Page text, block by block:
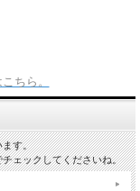
ちら。
ます。
ェックしてくださいね。